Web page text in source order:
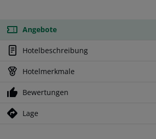
Angebote
Hotelbeschreibung
Hotelmerkmale
Bewertungen
Lage